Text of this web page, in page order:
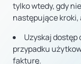
tylko wtedy, gdy
następujące
Uzyskaj
przypadku
fakturę.